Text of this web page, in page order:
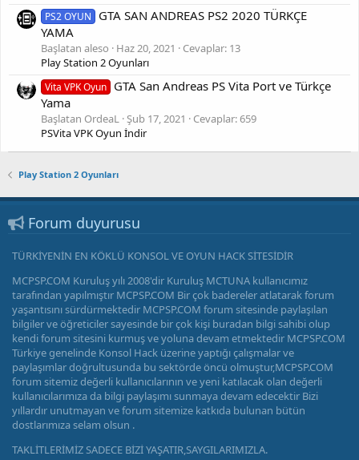
PS2 OYUN
GTA SAN ANDREAS PS2 2020 TÜRKÇE
YAMA
Başlatan aleso Haz 20, 2021
Cevaplar: 13
Play Station 2 Oyunları
Vita VPK Oyun GTA San Andreas PS Vita Port ve Türkçe
Yama
Başlatan OrdeaL Şub 17, 2021
Cevaplar: 659
PSVita VPK Oyun İndir
Play Station 2 Oyunları
Forum duyurusu
TÜRKİYENİN EN KÖKLÜ KONSOL VE OYUN HACK SİTESİDİR
MCPSP.COM Kuruluş yılı 2008'dir Kuruluş MCTUNA kullanıcımız
tarafından yapılmıştır MCPSP.COM Bir çok badereler atlatarak forum
yaşantısını sürdürmektedir MCPSP.COM forum sitesinde paylaşılan
bilgiler ve öğreticiler sayesinde bir çok kişi buradan bilgi sahibi olup
kendi forum sitesini kurmuş ve yoluna devam etmektedir MCPSP.COM
Türkiye genelinde Konsol Hack üzerine yaptığı çalışmalar ve
paylaşımlar doğrultusunda bu sektörde öncü olmuştur,MCPSP.COM
forum sitemiz değerli kullanıcılarının ve yeni katılacak olan değerli
kullanıcılarımıza da bilgi paylaşımı sunmaya devam edecektir Bizi
yıllardır unutmayan ve forum sitemize katkıda bulunan bütün
dostlarımıza selam olsun .
TAKLİTLERİMİZ SADECE BİZİ YAŞATIR,SAYGILARIMIZLA.